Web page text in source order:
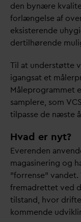
den bynære kv
forlængelse af
eksisterende
dertilhørende
Til at understøtte
igangsat et
Måleprogrammet
samplere, som
tilpasse de næste
Hvad er nyt?
Everenden
magasinering og
”forrense” vandet.
fremadrettet ved
tilstand, hvor
kommende